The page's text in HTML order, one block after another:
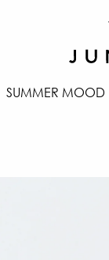
SUMMER MOOD